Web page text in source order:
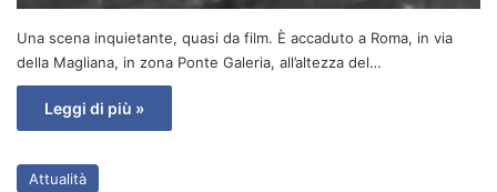
Una scena inquietante, quasi da film. È accaduto a Roma, in via
della Magliana, in zona Ponte Galeria, all’altezza del…
Leggi di più »
Attualità